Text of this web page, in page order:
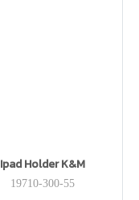
Ipad Holder K&M
19710-300-55